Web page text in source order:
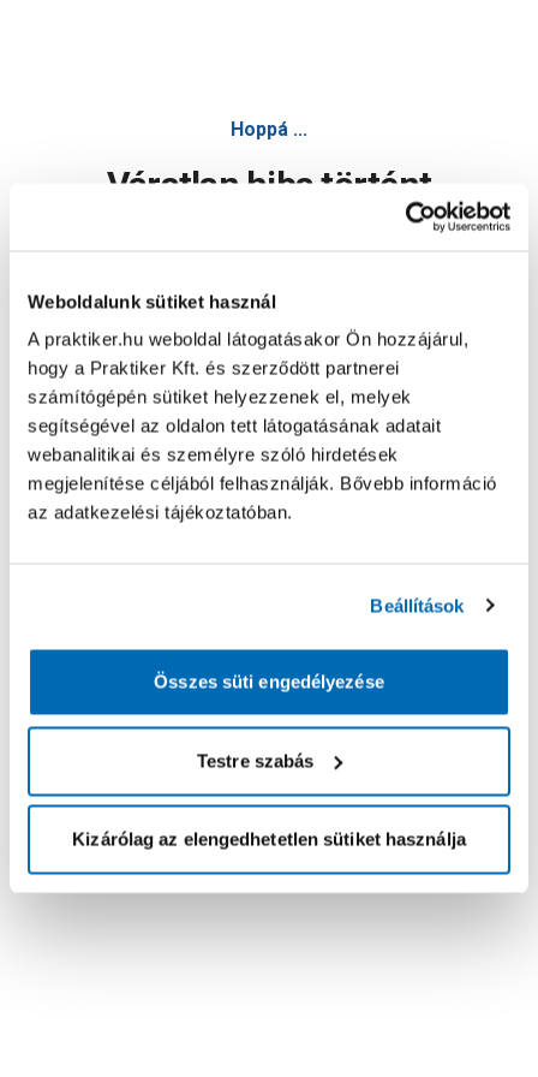
Weboldalunk sütiket használ
A praktiker.hu weboldal látogatásakor Ön hozzájárul,
hogy a Praktiker Kft. és szerződött partnerei
számítógépén sütiket helyezzenek el, melyek
segítségével az oldalon tett látogatásának adatait
webanalitikai és személyre szóló hirdetések
megjelenítése céljából felhasználják. Bővebb információ
az adatkezelési tájékoztatóban.
Beállítások
Összes süti engedélyezése
Testre szabás
Kizárólag az elengedhetetlen sütiket használja
Hoppá ...
Váratlan hiba történt
Oldal újratöltése